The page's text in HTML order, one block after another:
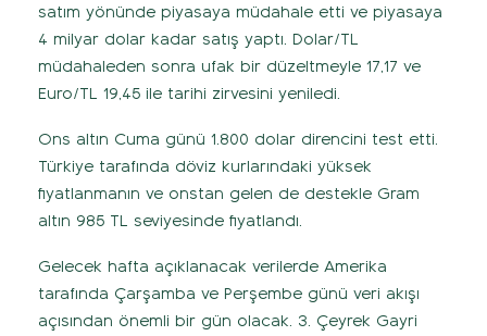
satım yönünde piyasaya müdahale etti ve piyasaya
4 milyar dolar kadar satış yaptı. Dolar/TL
müdahaleden sonra ufak bir düzeltmeyle 17,17 ve
Euro/TL 19,45 ile tarihi zirvesini yeniledi.
Ons altın Cuma günü 1.800 dolar direncini test etti.
Türkiye tarafında döviz kurlarındaki yüksek
fiyatlanmanın ve onstan gelen de destekle Gram
altın 985 TL seviyesinde fiyatlandı.
Gelecek hafta açıklanacak verilerde Amerika
tarafında Çarşamba ve Perşembe günü veri akışı
açısından önemli bir gün olacak. 3. Çeyrek Gayri